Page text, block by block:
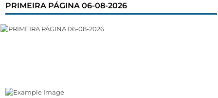
PRIMEIRA PÁGINA 06-08-2026